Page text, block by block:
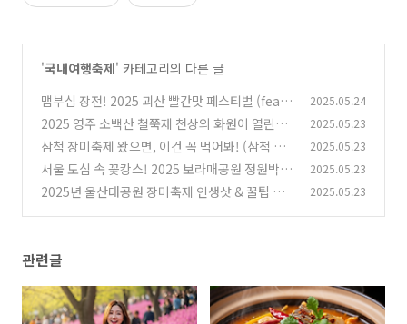
'국내여행축제' 카테고리의 다른 글
맵부심 장전! 2025 괴산 빨간맛 페스티벌 (feat.
코요태 쏴리질러!)
(6)
2025.05.24
2025 영주 소백산 철쭉제 천상의 화원이 열린다!
(가수 라인업까지!)
(1)
2025.05.23
삼척 장미축제 왔으면, 이건 꼭 먹어봐! (삼척 특
산물 & 현지 맛집 꿀팁!) (1)
2025.05.23
서울 도심 속 꽃캉스! 2025 보라매공원 정원박람
회, 놓치면 스튜핏!
(3)
2025.05.23
2025년 울산대공원 장미축제 인생샷 & 꿀팁 대
2025.05.23
관련글